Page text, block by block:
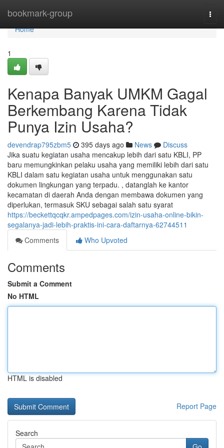
bookmark-group
Home
Home
1
Kenapa Banyak UMKM Gagal
Berkembang Karena Tidak
Punya Izin Usaha?
devendrap795zbm5 395 days ago News
Discuss
Jika suatu kegiatan usaha mencakup lebih dari satu KBLI, PP
baru memungkinkan pelaku usaha yang memiliki lebih dari satu
KBLI dalam satu kegiatan usaha untuk menggunakan satu
dokumen lingkungan yang terpadu. , datanglah ke kantor
kecamatan di daerah Anda dengan membawa dokumen yang
diperlukan, termasuk SKU sebagai salah satu syarat
https://beckettqcqkr.ampedpages.com/izin-usaha-online-bikin-
segalanya-jadi-lebih-praktis-ini-cara-daftarnya-62744511
Comments
Who Upvoted
Comments
Submit a Comment
No HTML
HTML is disabled
Report Page
Search